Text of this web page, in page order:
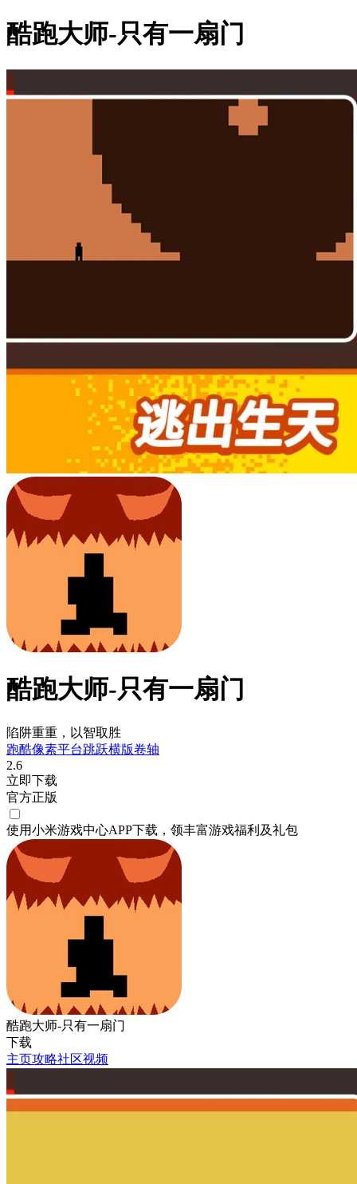
酷跑大师-只有一扇门
酷跑大师-只有一扇门
陷阱重重，以智取胜
跑酷像素平台跳跃横版卷轴
2.6
立即下载
官方正版
使用小米游戏中心APP下载 ，领丰富游戏福利 及礼包
酷跑大师-只有一扇门
下载
主页攻略社区视频